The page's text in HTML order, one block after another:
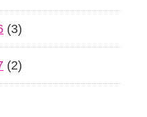
(3)
(2)